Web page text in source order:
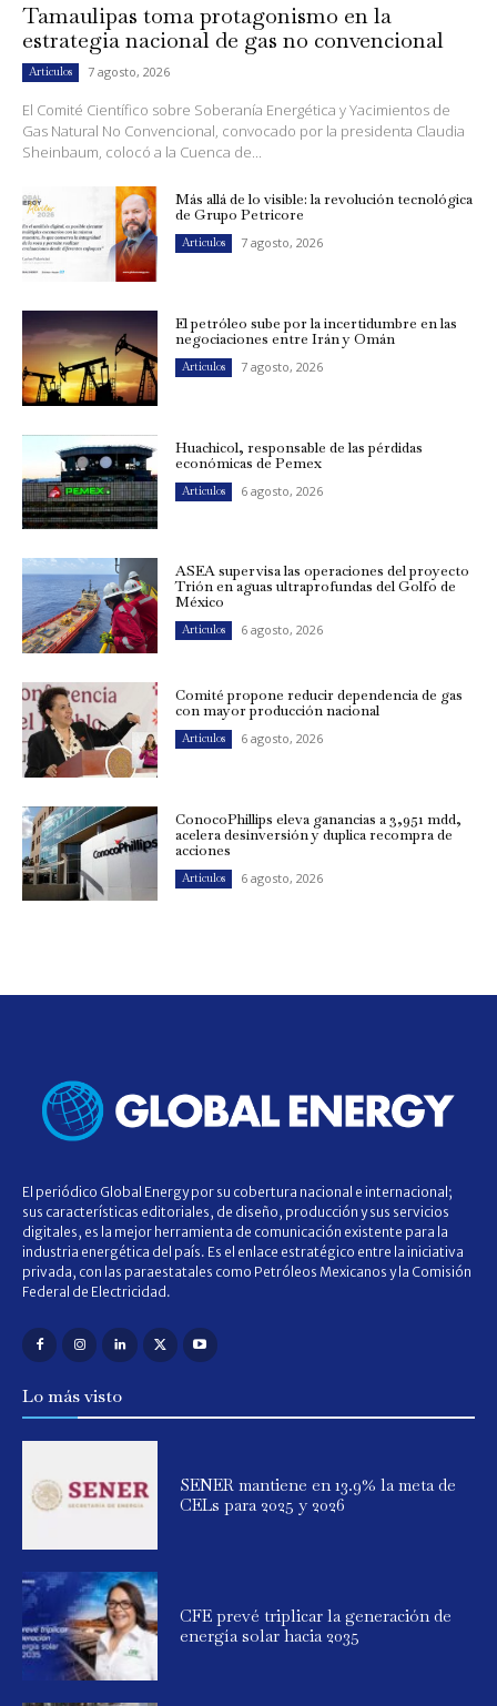
Tamaulipas toma protagonismo en la
estrategia nacional de gas no convencional
Artículos 7 agosto, 2026
El Comité Científico sobre Soberanía Energética y Yacimientos de
Gas Natural No Convencional, convocado por la presidenta Claudia
Sheinbaum, colocó a la Cuenca de...
Más allá de lo visible: la revolución tecnológica
de Grupo Petricore
Artículos 7 agosto, 2026
El petróleo sube por la incertidumbre en las
negociaciones entre Irán y Omán
Artículos 7 agosto, 2026
Huachicol, responsable de las pérdidas
económicas de Pemex
Artículos 6 agosto, 2026
ASEA supervisa las operaciones del proyecto
Trión en aguas ultraprofundas del Golfo de
México
Artículos 6 agosto, 2026
Comité propone reducir dependencia de gas
con mayor producción nacional
Artículos 6 agosto, 2026
ConocoPhillips eleva ganancias a 3,951 mdd,
acelera desinversión y duplica recompra de
acciones
Artículos 6 agosto, 2026
El periódico Global Energy por su cobertura nacional e internacional;
sus características editoriales, de diseño, producción y sus servicios
digitales, es la mejor herramienta de comunicación existente para la
industria energética del país. Es el enlace estratégico entre la iniciativa
privada, con las paraestatales como Petróleos Mexicanos y la Comisión
Federal de Electricidad.
Lo más visto
SENER mantiene en 13.9% la meta de
CELs para 2025 y 2026
CFE prevé triplicar la generación de
energía solar hacia 2035